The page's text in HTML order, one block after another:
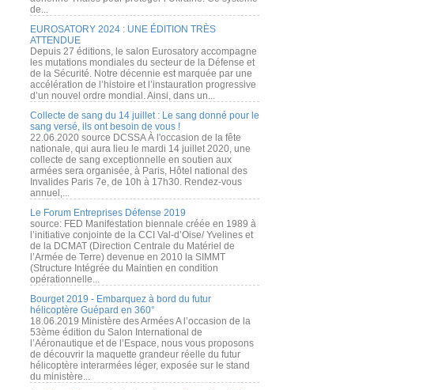
de...
EUROSATORY 2024 : UNE ÉDITION TRÈS
ATTENDUE
Depuis 27 éditions, le salon Eurosatory accompagne
les mutations mondiales du secteur de la Défense et
de la Sécurité. Notre décennie est marquée par une
accélération de l’histoire et l’instauration progressive
d’un nouvel ordre mondial. Ainsi, dans un...
Collecte de sang du 14 juillet : Le sang donné pour le
sang versé, ils ont besoin de vous !
22.06.2020 source DCSSA À l'occasion de la fête
nationale, qui aura lieu le mardi 14 juillet 2020, une
collecte de sang exceptionnelle en soutien aux
armées sera organisée, à Paris, Hôtel national des
Invalides Paris 7e, de 10h à 17h30. Rendez-vous
annuel,...
Le Forum Entreprises Défense 2019
source: FED Manifestation biennale créée en 1989 à
l’initiative conjointe de la CCI Val-d’Oise/ Yvelines et
de la DCMAT (Direction Centrale du Matériel de
l’Armée de Terre) devenue en 2010 la SIMMT
(Structure Intégrée du Maintien en condition
opérationnelle...
Bourget 2019 - Embarquez à bord du futur
hélicoptère Guépard en 360°
18.06.2019 Ministère des Armées A l’occasion de la
53ème édition du Salon International de
l’Aéronautique et de l’Espace, nous vous proposons
de découvrir la maquette grandeur réelle du futur
hélicoptère interarmées léger, exposée sur le stand
du ministère...